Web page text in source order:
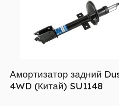
Амортизатор задний
4WD (Китай) SU1148